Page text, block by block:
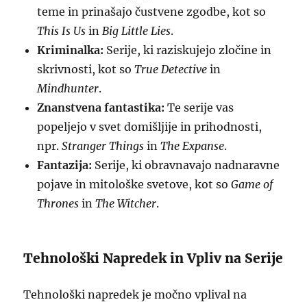
teme in prinašajo čustvene zgodbe, kot so
This Is Us inBig Little Lies.
Kriminalka: Serije, ki raziskujejo zločine in
skrivnosti, kot soTrue Detective in
Mindhunter.
Znanstvena fantastika: Te serije vas
popeljejo v svet domišljije in prihodnosti,
npr.Stranger Things inThe Expanse.
Fantazija: Serije, ki obravnavajo nadnaravne
pojave in mitološke svetove, kot soGame of
Thrones inThe Witcher.
Tehnološki Napredek in Vpliv na Serije
Tehnološki napredek je močno vplival na